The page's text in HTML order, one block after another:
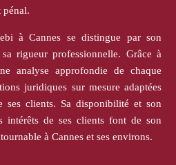
à Cannes se distingue par son
rigueur professionnelle. Grâce à
analyse approfondie de chaque
juridiques sur mesure adaptées
ses clients. Sa disponibilité et son
intérêts de ses clients font de son
à Cannes et ses environs.